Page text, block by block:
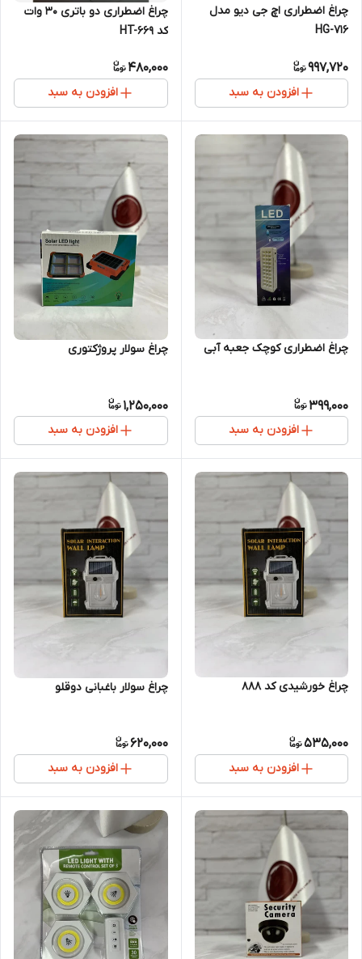
چراغ اضطراری اچ جی دیو مدل
HG-716
997,720
افزودن به سبد
چراغ اضطراری دو باتری 30 وات
کد HT-669
480,000
افزودن به سبد
چراغ اضطراری کوچک جعبه آبی
399,000
افزودن به سبد
چراغ سولار پروژکتوری
1,250,000
افزودن به سبد
چراغ خورشیدی کد 888
535,000
افزودن به سبد
چراغ سولار باغبانی دوقلو
620,000
افزودن به سبد